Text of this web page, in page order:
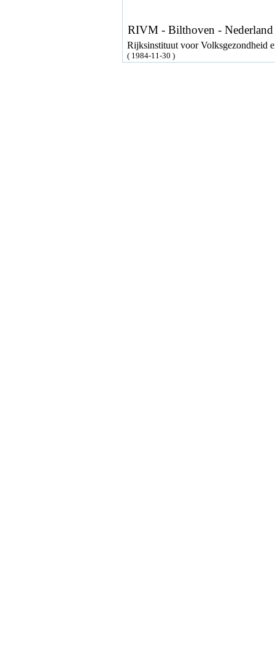
RIVM - Bilthoven -
Rijksinstituut voor Volksgezondheid
( 1984-11-30 )